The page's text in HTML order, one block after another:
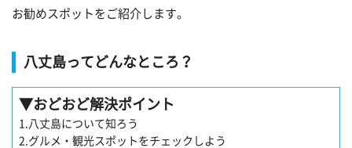
お勧めスポットをご紹介します。
八丈島ってどんなところ？
▼おどおど解決ポイント
1.八丈島について知ろう
2.グルメ・観光スポットをチェックしよう